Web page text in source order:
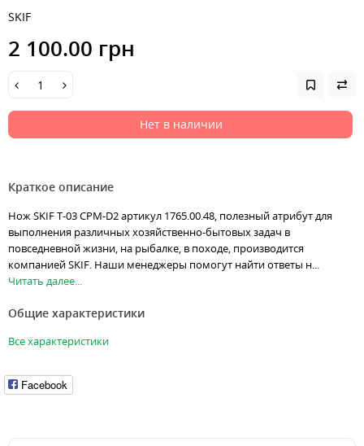
SKIF
2 100.00 грн
Нет в наличии
Краткое описание
Нож SKIF T-03 CPM-D2 артикул 1765.00.48, полезный атрибут для
выполнения различных хозяйственно-бытовых задач в
повседневной жизни, на рыбалке, в походе, производится
компанией SKIF. Наши менеджеры помогут найти ответы н...
Читать далее...
Общие характеристики
Все характеристики
Facebook